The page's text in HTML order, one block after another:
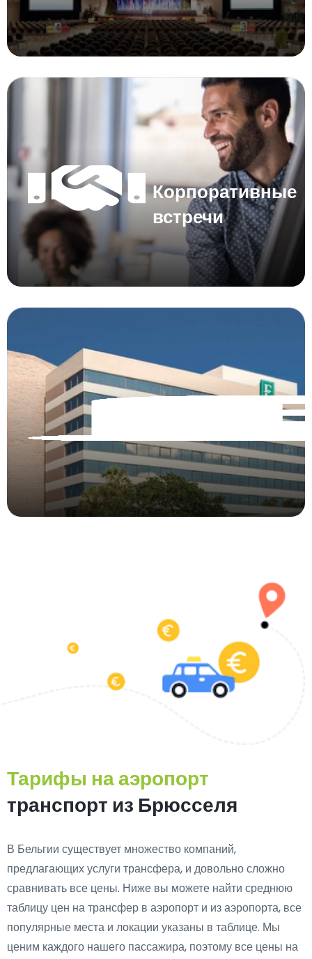
Корпоративные
встречи
Тарифы на аэропорт
транспорт из Брюсселя
В Бельгии существует множество компаний,
предлагающих услуги трансфера, и довольно сложно
сравнивать все цены. Ниже вы можете найти среднюю
таблицу цен на трансфер в аэропорт и из аэропорта, все
популярные места и локации указаны в таблице. Мы
ценим каждого нашего пассажира, поэтому все цены на